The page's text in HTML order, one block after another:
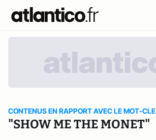
CONTENUS EN RAPPORT AVEC LE MOT-CLE
"SHOW ME THE MONET"